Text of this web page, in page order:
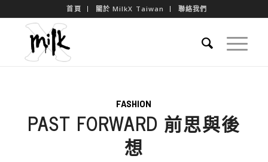
首頁 關於 MilkX Taiwan 聯絡我們
FASHION
PAST FORWARD 前思與後
想